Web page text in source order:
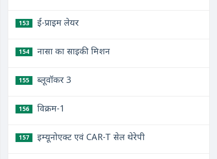
153 ई-प्राइम लेयर
154 नासा का साइकी मिशन
155 ब्लूवॉकर 3
156 विक्रम-1
157 इम्यूनोएक्ट एवं CAR-T सेल थेरेपी